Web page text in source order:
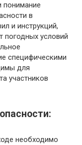
понимание
в
и инструкций,
погодных условий
специфическими
для
участников
необходимо